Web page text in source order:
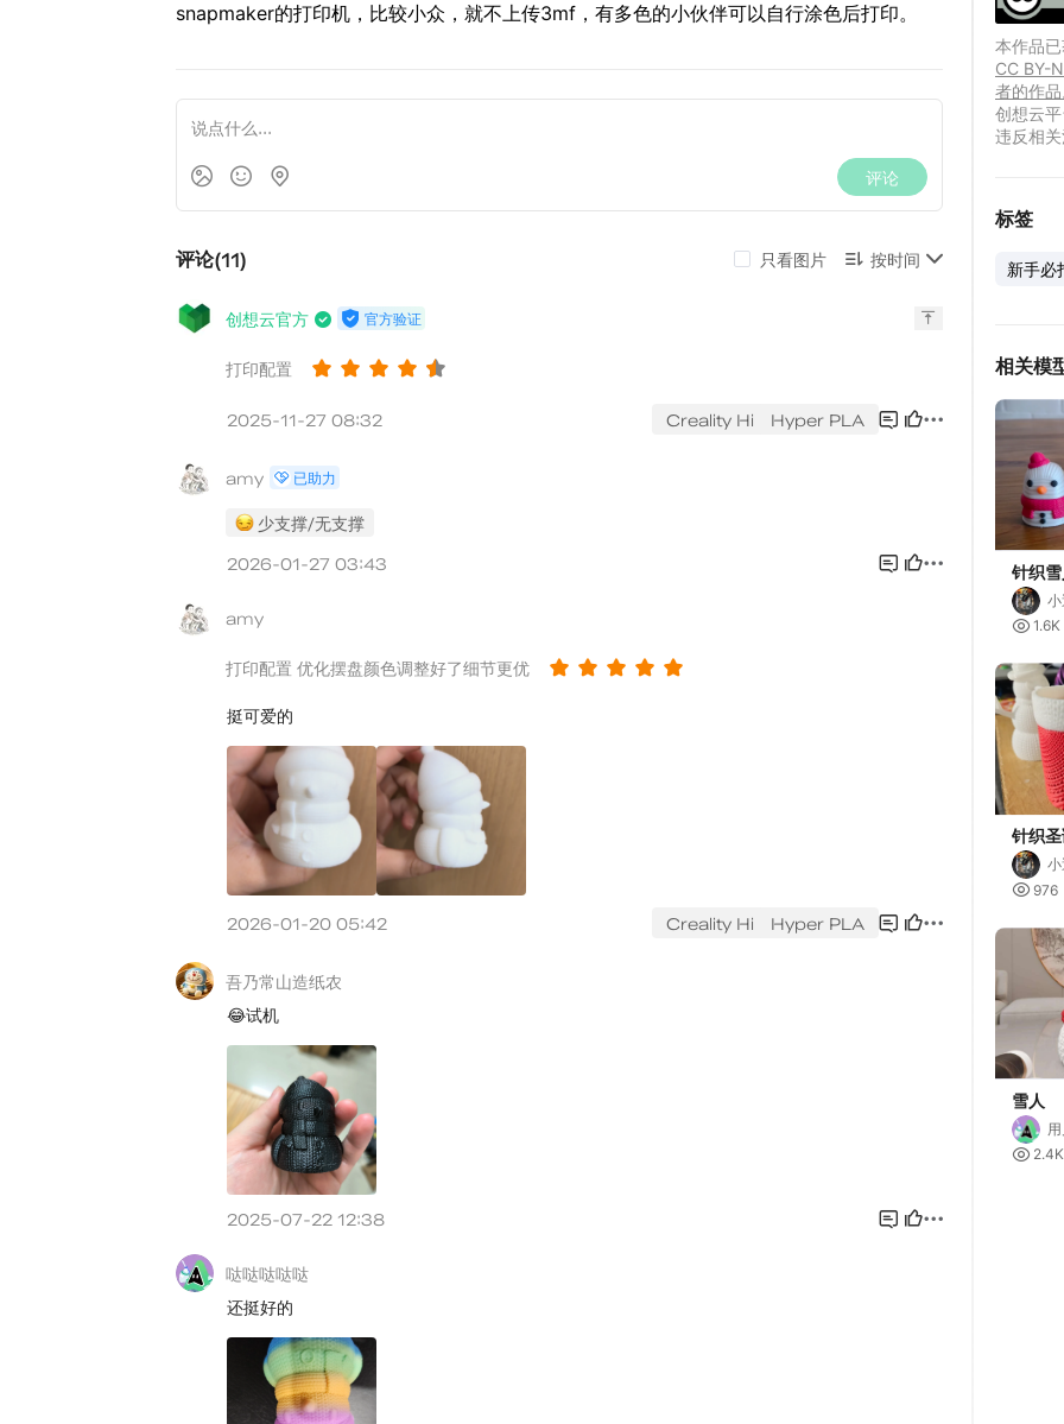
snapmaker的打印机，比较小众，就不上传3mf，有多色的小伙伴可以自行涂色后打印。
本作品
CC BY-
者的作
创想云
违反相
标签
新手必
相关模
针织
 1.6K
针织
 976
雪人
 2.4K